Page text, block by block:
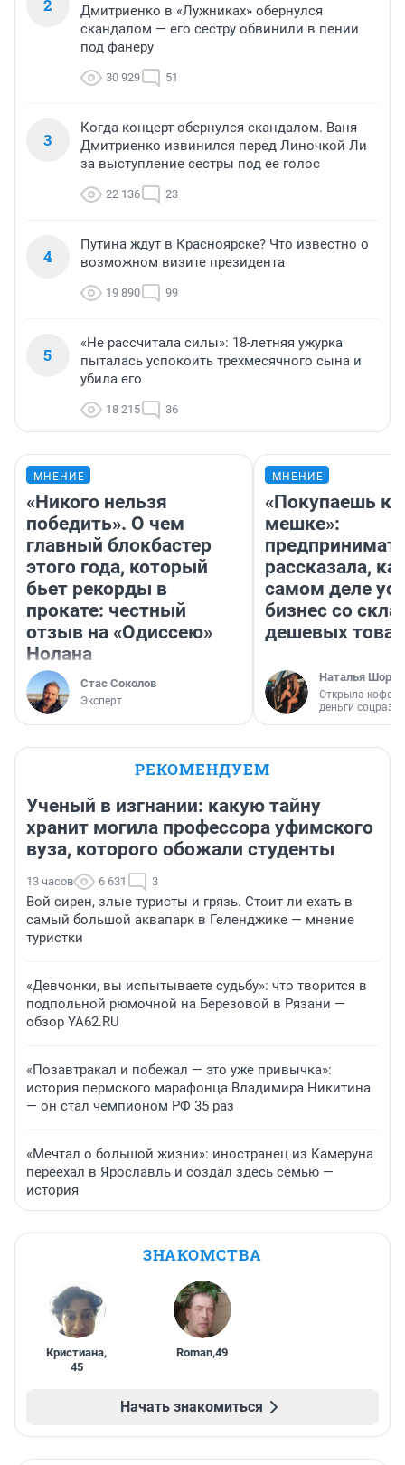
2
Дмитриенко в «Лужниках» обернулся
скандалом — его сестру обвинили в пении
под фанеру
30 929 51
3
Когда концерт обернулся скандалом. Ваня
Дмитриенко извинился перед Линочкой Ли
за выступление сестры под ее голос
22 136 23
4
Путина ждут в Красноярске? Что известно о
возможном визите президента
19 890 99
5
«Не рассчитала силы»: 18-летняя ужурка
пыталась успокоить трехмесячного сына и
убила его
18 215 36
МНЕНИЕ
«Никого нельзя
победить». О чем
главный блокбастер
этого года, который
бьет рекорды в
прокате: честный
отзыв на «Одиссею»
Нолана
Стас Соколов
Эксперт
МНЕНИЕ
«Покупаешь
мешке»:
рассказала,
самом деле
бизнес со
дешевых
Наталья
Открыла
деньги
РЕКОМЕНДУЕМ
Ученый в изгнании: какую тайну
хранит могила профессора уфимского
вуза, которого обожали студенты
13 часов 6 631 3
Вой сирен, злые туристы и грязь. Стоит ли ехать в
самый большой аквапарк в Геленджике — мнение
туристки
«Девчонки, вы испытываете судьбу»: что творится в
подпольной рюмочной на Березовой в Рязани —
обзор YA62.RU
«Позавтракал и побежал — это уже привычка»:
история пермского марафонца Владимира Никитина
— он стал чемпионом РФ 35 раз
«Мечтал о большой жизни»: иностранец из Камеруна
переехал в Ярославль и создал здесь семью —
история
ЗНАКОМСТВА
Кристиана,
45
Roman,49
Начать знакомиться